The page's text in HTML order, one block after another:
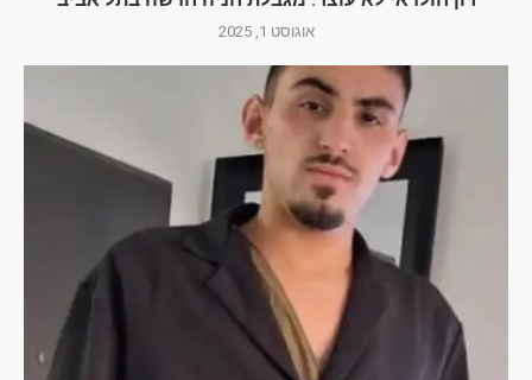
אוגוסט 1, 2025